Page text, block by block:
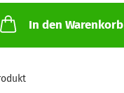
In den Warenkorb